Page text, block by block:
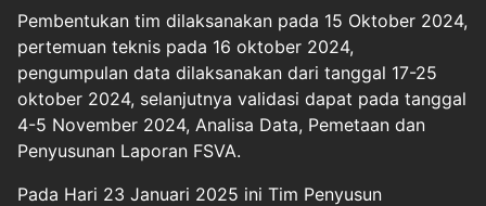
Pembentukan tim dilaksanakan pada 15 Oktober 2024,
pertemuan teknis pada 16 oktober 2024,
pengumpulan data dilaksanakan dari tanggal 17-25
oktober 2024, selanjutnya validasi dapat pada tanggal
4-5 November 2024, Analisa Data, Pemetaan dan
Penyusunan Laporan FSVA.
Pada Hari 23 Januari 2025 ini Tim Penyusun